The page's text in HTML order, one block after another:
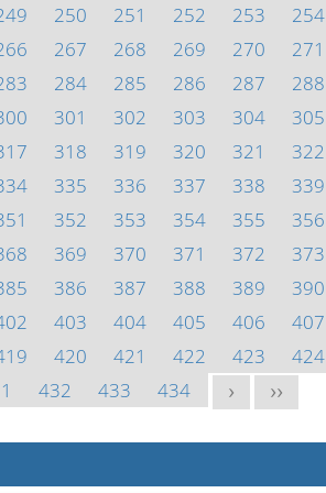
250 251 252 253 254
267 268 269 270 271
284 285 286 287 288
301 302 303 304 305
318 319 320 321 322
335 336 337 338 339
352 353 354 355 356
369 370 371 372 373
386 387 388 389 390
403 404 405 406 407
420 421 422 423 424
432 433 434 > >>